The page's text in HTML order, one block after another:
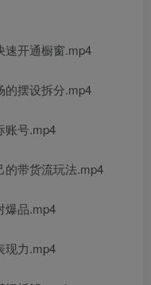
开通橱窗.mp4
摆设拆分.mp4
账号.mp4
带货流玩法.mp4
爆品.mp4
现力.mp4